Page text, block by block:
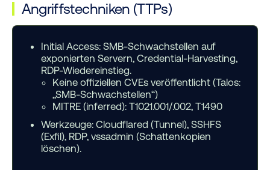
Angriffstechniken (TTPs)
Initial Access:SMB-Schwachstellen auf
exponierten Servern, Credential-Harvesting,
RDP-Wiedereinstieg.
Keine offiziellen CVEs veröffentlicht (Talos:
„SMB-Schwachstellen“)
MITRE (inferred): T1021.001/.002, T1490
Werkzeuge:Cloudflared (Tunnel), SSHFS
(Exfil), RDP, vssadmin (Schattenkopien
löschen).